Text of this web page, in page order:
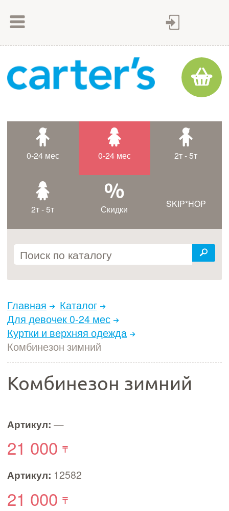
Как оплатить
Доставка товара
Контакты
0-24 мес 0-24 мес 2т - 5т
2т - 5т Скидки SKIP*HOP
Главная
Каталог
Для девочек 0-24 мес
Куртки и верхняя одежда
Комбинезон зимний
Комбинезон зимний
Артикул: —
21 000
Артикул: 12582
21 000